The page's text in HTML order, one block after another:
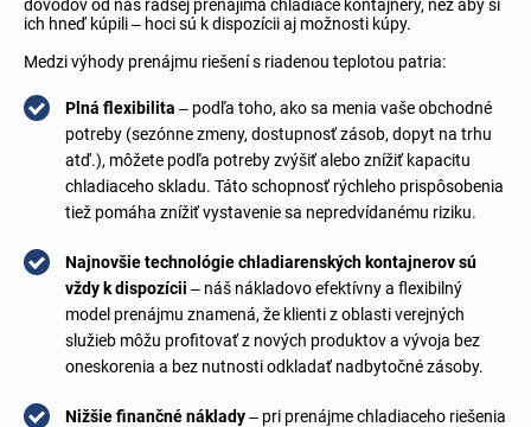
dôvodov od nás radšej prenajíma chladiace kontajnery, než aby si
ich hneď kúpili – hoci sú k dispozícii aj možnosti kúpy.
Medzi výhody prenájmu riešení s riadenou teplotou patria:
Plná flexibilita – podľa toho, ako sa menia vaše obchodné
potreby (sezónne zmeny, dostupnosť zásob, dopyt na trhu
atď.), môžete podľa potreby zvýšiť alebo znížiť kapacitu
chladiaceho skladu. Táto schopnosť rýchleho prispôsobenia
tiež pomáha znížiť vystavenie sa nepredvídanému riziku.
Najnovšie technológie chladiarenských kontajnerov sú
vždy k dispozícii – náš nákladovo efektívny a flexibilný
model prenájmu znamená, že klienti z oblasti verejných
služieb môžu profitovať z nových produktov a vývoja bez
oneskorenia a bez nutnosti odkladať nadbytočné zásoby.
Nižšie finančné náklady– pri prenájme chladiaceho riešenia